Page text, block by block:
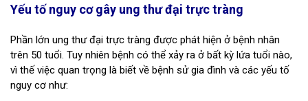
Yếu tố nguy cơ gây ung thư đại trực tràng
Phần lớn ung thư đại trực tràng được phát hiện ở bệnh nhân
trên 50 tuổi. Tuy nhiên bệnh có thể xảy ra ở bất kỳ lứa tuổi nào,
vì thế việc quan trọng là biết về bệnh sử gia đình và các yếu tố
nguy cơ như: